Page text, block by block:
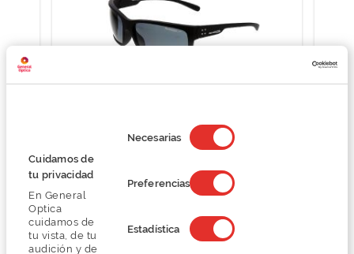
Cuidamos de
tu privacidad
En General
Optica
cuidamos de
tu vista, de tu
audición y de
de
consentimiento
Necesarias
Preferencias
Estadística
Arnette 0AN4242
74,62 €
99,50 €